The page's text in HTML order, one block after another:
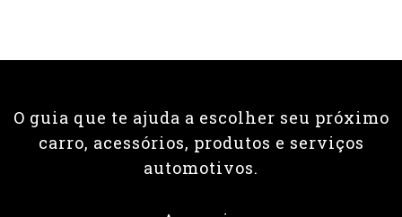
O guia que te ajuda a escolher seu próximo
carro, acessórios, produtos e serviços
automotivos.